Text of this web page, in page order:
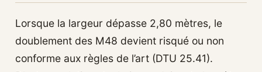
Lorsque la largeur dépasse 2,80 mètres, le
doublement des M48 devient risqué ou non
conforme aux règles de l’art (DTU 25.41).